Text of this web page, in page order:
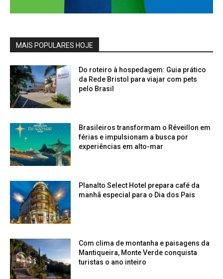
MAIS POPULARES HOJE
Do roteiro à hospedagem: Guia prático
da Rede Bristol para viajar com pets
pelo Brasil
Brasileiros transformam o Réveillon em
férias e impulsionam a busca por
experiências em alto-mar
Planalto Select Hotel prepara café da
manhã especial para o Dia dos Pais
Com clima de montanha e paisagens da
Mantiqueira, Monte Verde conquista
turistas o ano inteiro